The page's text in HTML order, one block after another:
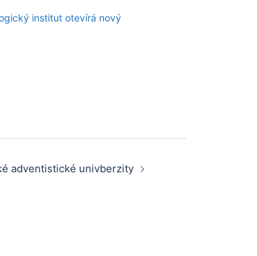
institut otevírá nový
adventistické univberzity